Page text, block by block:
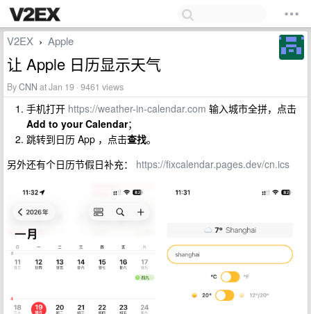
V2EX › Apple
让 Apple 日历显示天气
ByCNN at Jan 19 · 9461 views
手机打开 https://weather-in-calendar.com 输入城市全拼，点击
Add to your Calendar；
跳转到日历 App ，点击查找。
另外还有个日历节假日补充： https://fixcalendar.pages.dev/cn.ics